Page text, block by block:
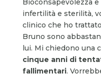
Bioconsapevolezza
infertilità e sterilità,
clinico che ho
Bruno sono
lui. Mi chiedono una
cinque anni di
fallimentari.